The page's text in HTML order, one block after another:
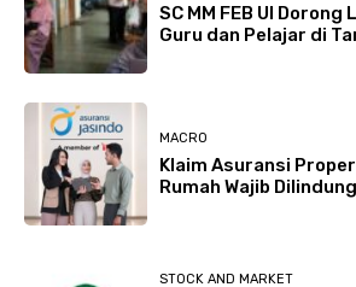
SC MM FEB UI
Guru dan Pelajar di
MACRO
Klaim Asuransi
Rumah Wajib
STOCK AND MARKET